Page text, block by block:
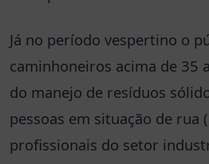
Já no período vespertino o
caminhoneiros acima de 35
do manejo de resíduos
pessoas em situação de rua
profissionais do setor